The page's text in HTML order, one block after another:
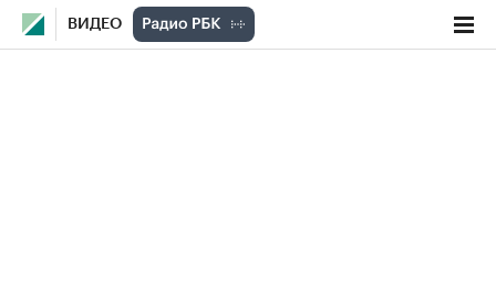
ВИДЕО